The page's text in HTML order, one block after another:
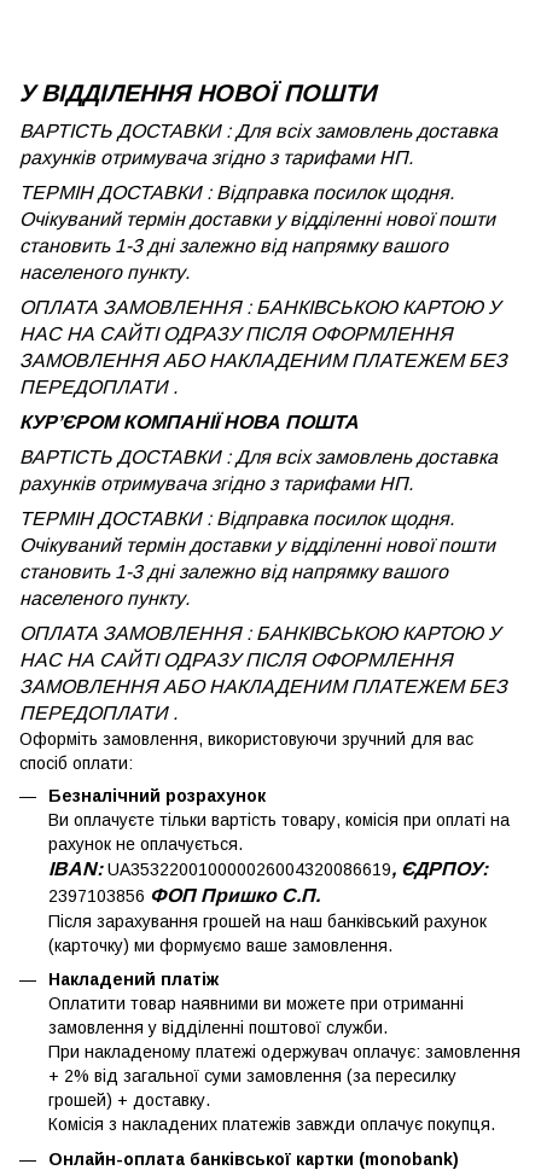
У ВІДДІЛЕННЯ НОВОЇ ПОШТИ
ВАРТІСТЬ ДОСТАВКИ : Для всіх замовлень доставка
рахунків отримувача згідно з тарифами НП.
ТЕРМІН ДОСТАВКИ : Відправка посилок щодня.
Очікуваний термін доставки у відділенні нової пошти
становить 1-3 дні залежно від напрямку вашого
населеного пункту.
ОПЛАТА ЗАМОВЛЕННЯ : БАНКІВСЬКОЮ КАРТОЮ У
НАС НА САЙТІ ОДРАЗУ ПІСЛЯ ОФОРМЛЕННЯ
ЗАМОВЛЕННЯ АБО НАКЛАДЕНИМ ПЛАТЕЖЕМ БЕЗ
ПЕРЕДОПЛАТИ .
КУРʼЄРОМ КОМПАНІЇ НОВА ПОШТА
ВАРТІСТЬ ДОСТАВКИ : Для всіх замовлень доставка
рахунків отримувача згідно з тарифами НП.
ТЕРМІН ДОСТАВКИ : Відправка посилок щодня.
Очікуваний термін доставки у відділенні нової пошти
становить 1-3 дні залежно від напрямку вашого
населеного пункту.
ОПЛАТА ЗАМОВЛЕННЯ : БАНКІВСЬКОЮ КАРТОЮ У
НАС НА САЙТІ ОДРАЗУ ПІСЛЯ ОФОРМЛЕННЯ
ЗАМОВЛЕННЯ АБО НАКЛАДЕНИМ ПЛАТЕЖЕМБЕЗ
ПЕРЕДОПЛАТИ .
Оформіть замовлення, використовуючи зручний для вас
спосіб оплати:
Безналічний розрахунок
Ви оплачуєте тільки вартість товару, комісія при оплаті на
рахунок не оплачується.
IBAN:UA353220010000026004320086619, ЄДРПОУ:
2397103856 ФОП Пришко С.П.
Після зарахування грошей на наш банківський рахунок
(карточку) ми формуємо ваше замовлення.
Накладений платіж
Оплатити товар наявними ви можете при отриманні
замовлення у відділенні поштової служби.
При накладеному платежі одержувач оплачує: замовлення
+ 2% від загальної суми замовлення (за пересилку
грошей) + доставку.
Комісія з накладених платежів завжди оплачує покупця.
Онлайн-оплата банківської картки (monobank)